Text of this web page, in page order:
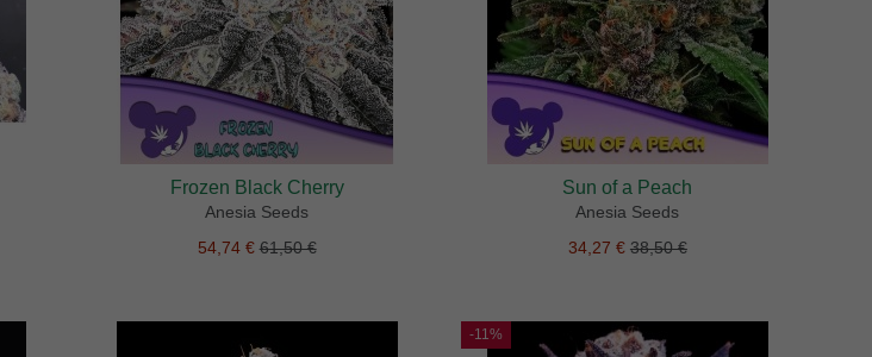
Frozen Black Cherry
Anesia Seeds
54,74 €61,50 €
Sun of a Peach
Anesia Seeds
34,27 € 38,50 €
-11%